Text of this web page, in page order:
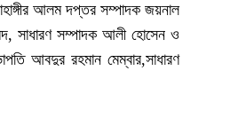
আলম দপ্তর সম্পাদক জয়নাল
সাধারণ সম্পাদক আলী হোসেন ও
আবদুর রহমান মেম্বার,সাধারণ